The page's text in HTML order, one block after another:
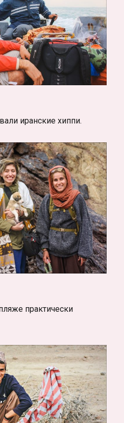
иранские хиппи.
практически